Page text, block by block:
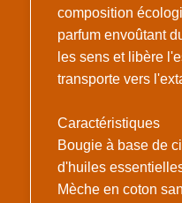
composition
parfum envoûtant
les sens et libère
transporte vers
Caractéristiques
Bougie à base de
d'huiles
Mèche en coton